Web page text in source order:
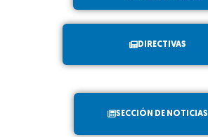
DIRECTIVAS
SECCIÓN DE NOTICIAS